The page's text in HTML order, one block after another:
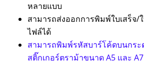
หลายแบบ
สามารถส่งออกการพิมพ์ใบเสร็จ/
ไฟล์ได้
สามารถพิมพ์รหัสบาร์โค้ดบนกระ
สติ๊กเกอร์ตราม้าขนาด A5 และ